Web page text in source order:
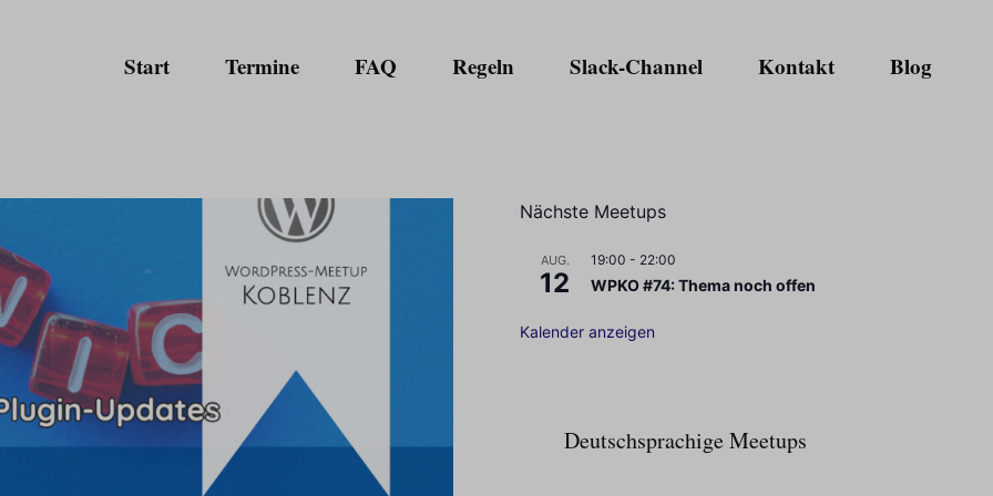
Start Termine FAQ Regeln Slack-Channel Kontakt Blog
Nächste Meetups
AUG.
12
19:00 - 22:00
WPKO #74: Thema noch offen
Kalender anzeigen
Deutschsprachige Meetups